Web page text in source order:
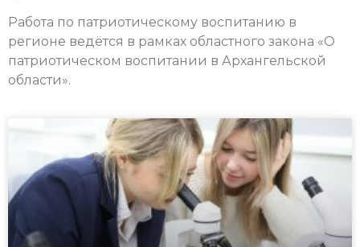
Работа по патриотическому воспитанию в
регионе ведётся в рамках областного закона «О
патриотическом воспитании в Архангельской
области».